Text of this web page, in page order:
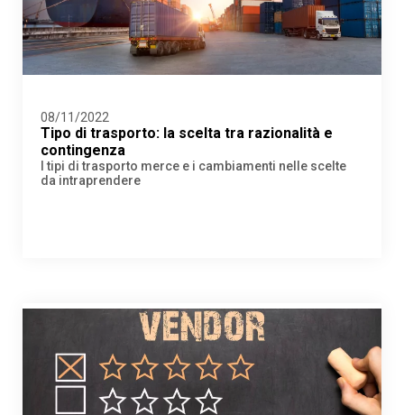
08/11/2022
Tipo di trasporto: la scelta tra razionalità e
contingenza
I tipi di trasporto merce e i cambiamenti nelle scelte
da intraprendere